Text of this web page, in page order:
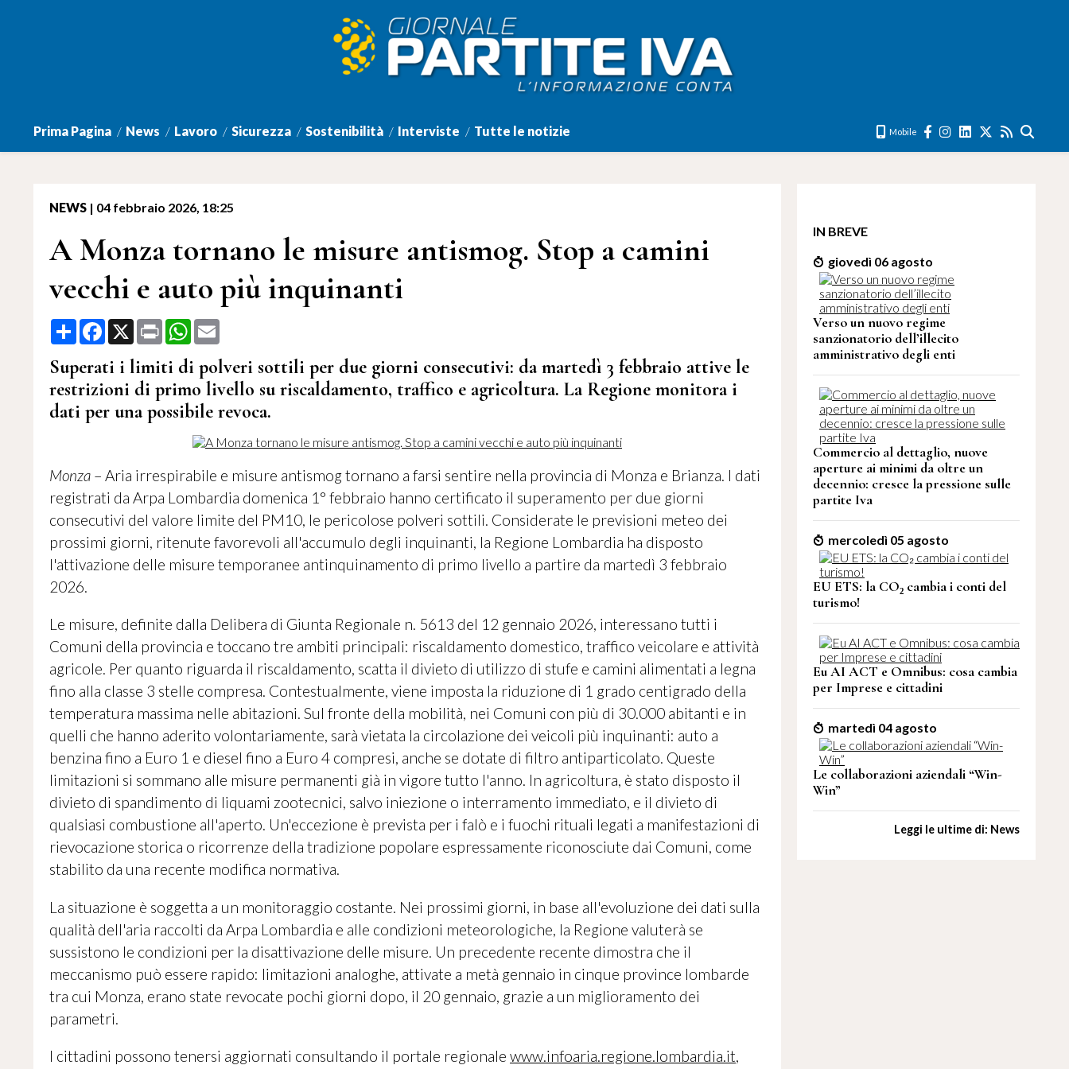
Prima Pagina News Lavoro Sicurezza Sostenibilità Interviste Tutte le notizie Mobile
NEWS | 04 febbraio 2026, 18:25
A Monza tornano le misure antismog. Stop a camini
vecchi e auto più inquinanti
Share Facebook
X Print WhatsApp
Superati i limiti di polveri sottili per due giorni consecutivi: da martedì 3 febbraio attive le
restrizioni di primo livello su riscaldamento, traffico e agricoltura. La Regione monitora i
dati per una possibile revoca.
Monza – Aria irrespirabile e misure antismog tornano a farsi sentire nella provincia di Monza e Brianza. I dati
registrati da Arpa Lombardia domenica 1° febbraio hanno certificato il superamento per due giorni
consecutivi del valore limite del PM10, le pericolose polveri sottili. Considerate le previsioni meteo dei
prossimi giorni, ritenute favorevoli all'accumulo degli inquinanti, la Regione Lombardia ha disposto
l'attivazione delle misure temporanee antinquinamento di primo livello a partire da martedì 3 febbraio
2026.
Le misure, definite dalla Delibera di Giunta Regionale n. 5613 del 12 gennaio 2026, interessano tutti i
Comuni della provincia e toccano tre ambiti principali: riscaldamento domestico, traffico veicolare e attività
agricole. Per quanto riguarda il riscaldamento, scatta il divieto di utilizzo di stufe e camini alimentati a legna
fino alla classe 3 stelle compresa. Contestualmente, viene imposta la riduzione di 1 grado centigrado della
temperatura massima nelle abitazioni. Sul fronte della mobilità, nei Comuni con più di 30.000 abitanti e in
quelli che hanno aderito volontariamente, sarà vietata la circolazione dei veicoli più inquinanti: auto a
benzina fino a Euro 1 e diesel fino a Euro 4 compresi, anche se dotate di filtro antiparticolato. Queste
limitazioni si sommano alle misure permanenti già in vigore tutto l'anno. In agricoltura, è stato disposto il
divieto di spandimento di liquami zootecnici, salvo iniezione o interramento immediato, e il divieto di
qualsiasi combustione all'aperto. Un'eccezione è prevista per i falò e i fuochi rituali legati a manifestazioni di
rievocazione storica o ricorrenze della tradizione popolare espressamente riconosciute dai Comuni, come
stabilito da una recente modifica normativa.
La situazione è soggetta a un monitoraggio costante. Nei prossimi giorni, in base all'evoluzione dei dati sulla
qualità dell'aria raccolti da Arpa Lombardia e alle condizioni meteorologiche, la Regione valuterà se
sussistono le condizioni per la disattivazione delle misure. Un precedente recente dimostra che il
meccanismo può essere rapido: limitazioni analoghe, attivate a metà gennaio in cinque province lombarde
tra cui Monza, erano state revocate pochi giorni dopo, il 20 gennaio, grazie a un miglioramento dei
parametri.
I cittadini possono tenersi aggiornati consultando il portale regionale www.infoaria.regione.lombardia.it,
IN BREVE
giovedì 06 agosto
Verso un nuovo regime
sanzionatorio dell’illecito
amministrativo degli enti
Commercio al dettaglio, nuove
aperture ai minimi da oltre un
decennio: cresce la pressione sulle
partite Iva
mercoledì 05 agosto
EU ETS: la CO₂ cambia i conti del
turismo!
Eu AI ACT e Omnibus: cosa cambia
per Imprese e cittadini
martedì 04 agosto
Le collaborazioni aziendali “Win-
Win”
Leggi le ultime di: News